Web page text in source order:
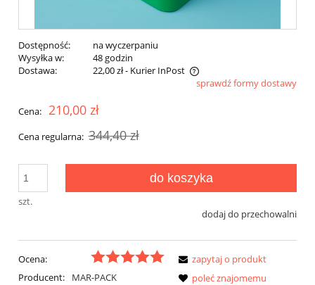
Dostępność:
na wyczerpaniu
Wysyłka w:
48 godzin
Dostawa:
22,00 zł- Kurier InPost
Cena nie zawiera ewentualnych kosztów płatnościsprawdź formy dostawy
Cena: 210,00 zł
Cena regularna: 344,40 zł
szt.
do koszyka
dodaj do przechowalni
Ocena:
Producent:
MAR-PACK
zapytaj o produkt
poleć znajomemu